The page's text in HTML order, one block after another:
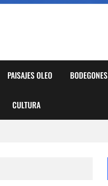
PAISAJES OLEO BODEGONES
CULTURA